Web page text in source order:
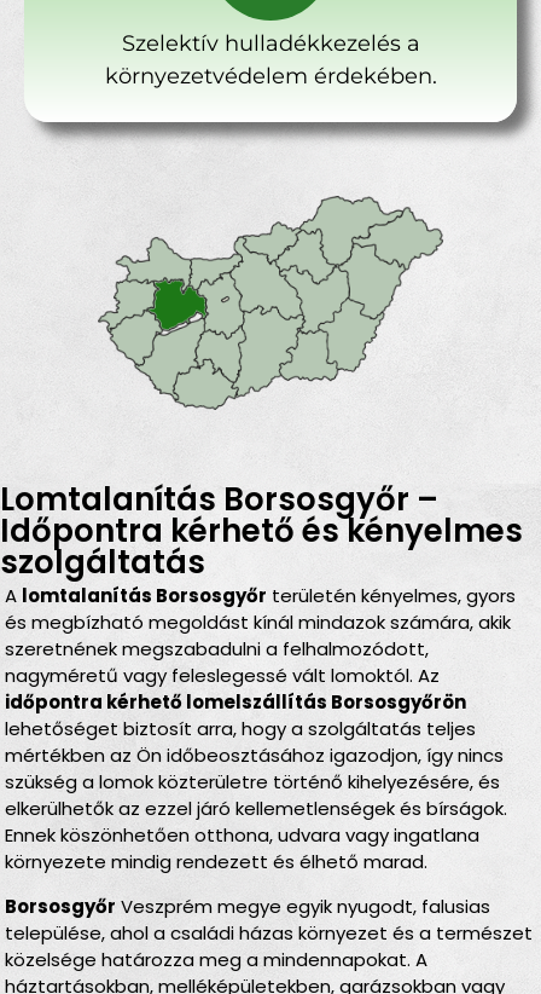
Szelektív hulladékkezelés a
környezetvédelem érdekében.
Lomtalanítás Borsosgyőr –
Időpontra kérhető és kényelmes
szolgáltatás
A lomtalanítás Borsosgyőr területén kényelmes, gyors
és megbízható megoldást kínál mindazok számára, akik
szeretnének megszabadulni a felhalmozódott,
nagyméretű vagy feleslegessé vált lomoktól. Az
időpontra kérhető lomelszállítás Borsosgyőrön
lehetőséget biztosít arra, hogy a szolgáltatás teljes
mértékben az Ön időbeosztásához igazodjon, így nincs
szükség a lomok közterületre történő kihelyezésére, és
elkerülhetők az ezzel járó kellemetlenségek és bírságok.
Ennek köszönhetően otthona, udvara vagy ingatlana
környezete mindig rendezett és élhető marad.
Borsosgyőr Veszprém megye egyik nyugodt, falusias
települése, ahol a családi házas környezet és a természet
közelsége határozza meg a mindennapokat. A
háztartásokban, melléképületekben, garázsokban vagy